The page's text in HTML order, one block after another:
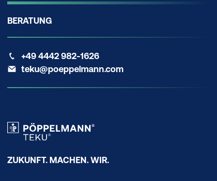
BERATUNG
+49 4442 982-1626
teku@poeppelmann.com
ZUKUNFT. MACHEN. WIR.